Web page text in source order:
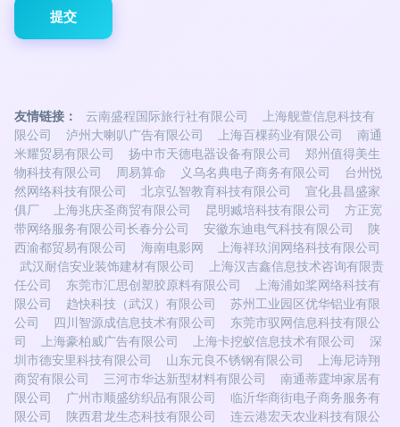
友情链接： 云南盛程国际旅行社有限公司
上海舰萱信息科技有
限公司
泸州大喇叭广告有限公司 上海百棵药业有限公司
南通
米耀贸易有限公司
扬中市天德电器设备有限公司
郑州值得美生
物科技有限公司
周易算命 义乌名典电子商务有限公司
台州悦
然网络科技有限公司
北京弘智教育科技有限公司
宣化县昌盛家
俱厂
上海兆庆圣商贸有限公司 昆明臧培科技有限公司
方正宽
带网络服务有限公司长春分公司
安徽东迪电气科技有限公司
陕
西渝都贸易有限公司
海南电影网
上海祥玖润网络科技有限公司
武汉耐信安业装饰建材有限公司
上海汉吉鑫信息技术咨询有限责
任公司
东莞市汇思创塑胶原料有限公司
上海浦如桨网络科技有
限公司
趋快科技（武汉）有限公司
苏州工业园区优华铝业有限
公司
四川智源成信息技术有限公司
东莞市驭网信息科技有限公
司
上海豪柏威广告有限公司 上海卡挖蚁信息技术有限公司
深
圳市德安里科技有限公司
山东元良不锈钢有限公司
上海尼诗翔
商贸有限公司
三河市华达新型材料有限公司
南通蒂霆坤家居有
限公司
广州市顺盛纺织品有限公司
临沂华商街电子商务服务有
限公司
陕西君龙生态科技有限公司
连云港宏天农业科技有限公